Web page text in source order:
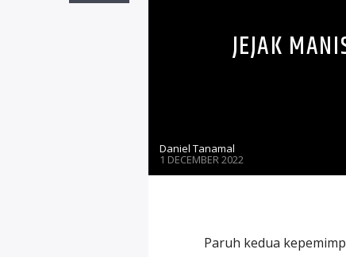
JEJAK
Daniel Tanamal
1 DECEMBER 2022
Paruh kedua